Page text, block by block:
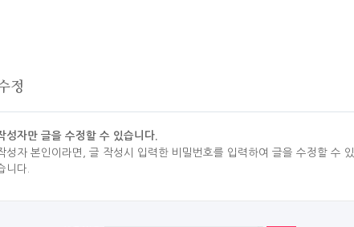
정
성자만 글을 수정할 수 있습니다.
성자 본인이라면, 글 작성시 입력한 비밀번호를 입력하여 글을 수정할 수 있
니다.